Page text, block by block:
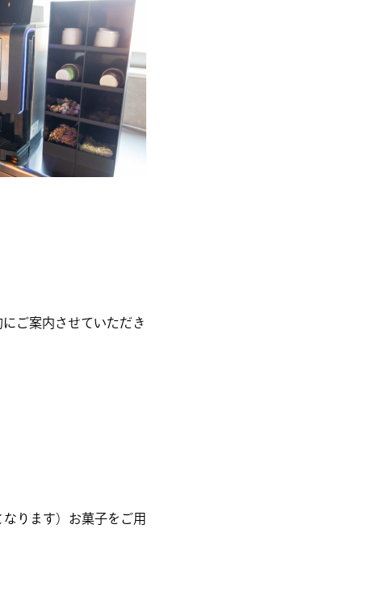
ご案内させていただき
ります）お菓子をご用